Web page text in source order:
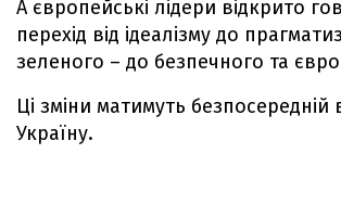
А європейські лідери відкрито
перехід від ідеалізму до
зеленого – до безпечного та
Ці зміни матимуть
Україну.